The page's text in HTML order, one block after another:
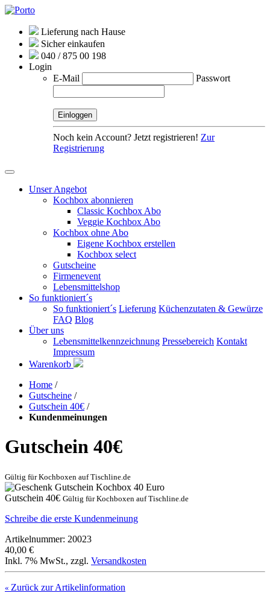
Lieferung nach Hause
Sicher einkaufen
040 / 875 00 198
Login
E-Mail
Passwort
Noch kein Account? Jetzt registrieren! Zur
Registrierung
Unser Angebot
Kochbox abonnieren
Classic Kochbox Abo
Veggie Kochbox Abo
Kochbox ohne Abo
Eigene Kochbox erstellen
Kochbox select
Gutscheine
Firmenevent
Lebensmittelshop
So funktioniert´s
So funktioniert´s Lieferung Küchenzutaten & Gewürze
FAQ Blog
Über uns
Lebensmittelkennzeichnung Pressebereich Kontakt
Impressum
Warenkorb
Home /
Gutscheine /
Gutschein 40€ /
Kundenmeinungen
Gutschein 40€
Gültig für Kochboxen auf Tischline.de
Gutschein 40€ Gültig für Kochboxen auf Tischline.de
Schreibe die erste Kundenmeinung
Artikelnummer: 20023
40,00 €
Inkl. 7% MwSt., zzgl. Versandkosten
« Zurück zur Artikelinformation